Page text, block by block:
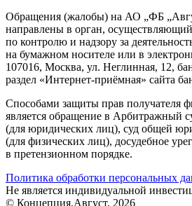
Обращения (жалобы) на АО „ФБ
направлены в орган,
по контролю и надзору за
на бумажном носителе или в
107016, Москва, ул. Неглинная, 12,
раздел «Интернет-приёмная» сайта
Способами защиты прав получателя
является обращение в Арбитражный
(для юридических лиц), суд общей
(для физических лиц), досудебное
в претензионном порядке.
Политика обработки персональных
Не является индивидуальной
© Концепция.Август, 2026